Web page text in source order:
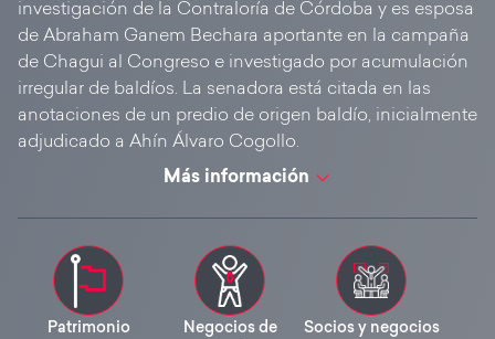
investigación de la Contraloría de Córdoba y es esposa
de Abraham Ganem Bechara aportante en la campaña
de Chagui al Congreso e investigado por acumulación
irregular de baldíos. La senadora está citada en las
anotaciones de un predio de origen baldío, inicialmente
adjudicado a Ahín Álvaro Cogollo.
Más información
Patrimonio
Negocios de
Socios y negocios